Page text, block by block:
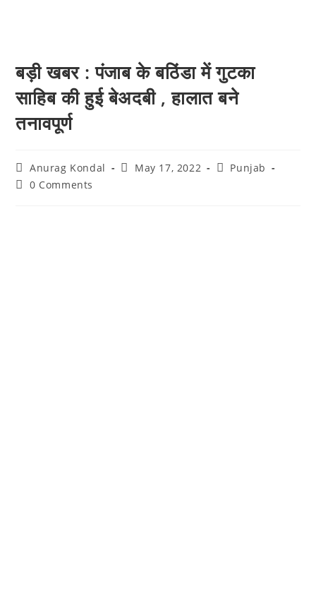
बड़ी खबर : पंजाब के बठिंडा में गुटका
साहिब की हुई बेअदबी , हालात बने
तनावपूर्ण
Anurag Kondal May 17, 2022
Punjab
0 Comments